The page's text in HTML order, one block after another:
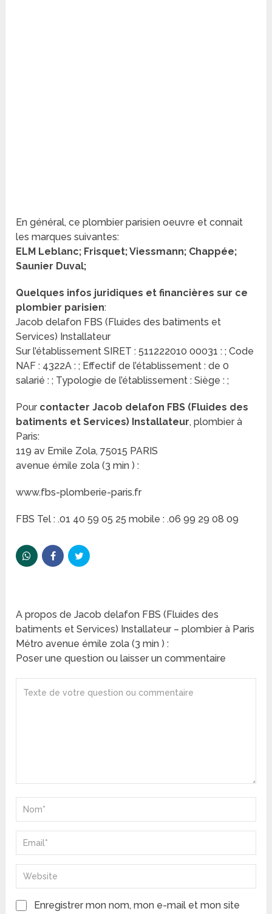
En général, ce plombier parisien oeuvre et connait
les marques suivantes:
ELM Leblanc; Frisquet; Viessmann; Chappée;
Saunier Duval;
Quelques infos juridiques et financières sur ce
plombier parisien:
Jacob delafon FBS (Fluides des batiments et
Services) Installateur
Sur l’établissement SIRET : 511222010 00031 : ; Code
NAF : 4322A : ; Effectif de l’établissement : de 0
salarié : ; Typologie de l’établissement : Siège : ;
Pour contacter Jacob delafon FBS (Fluides des
batiments et Services) Installateur, plombier à
Paris:
119 av Emile Zola, 75015 PARIS
avenue émile zola (3 min ) :
www.fbs-plomberie-paris.fr
FBS Tel : .01 40 59 05 25 mobile : .06 99 29 08 09
A propos de Jacob delafon FBS (Fluides des
batiments et Services) Installateur – plombier à Paris
Métro avenue émile zola (3 min ) :
Poser une question ou laisser un commentaire
Enregistrer mon nom, mon e-mail et mon site